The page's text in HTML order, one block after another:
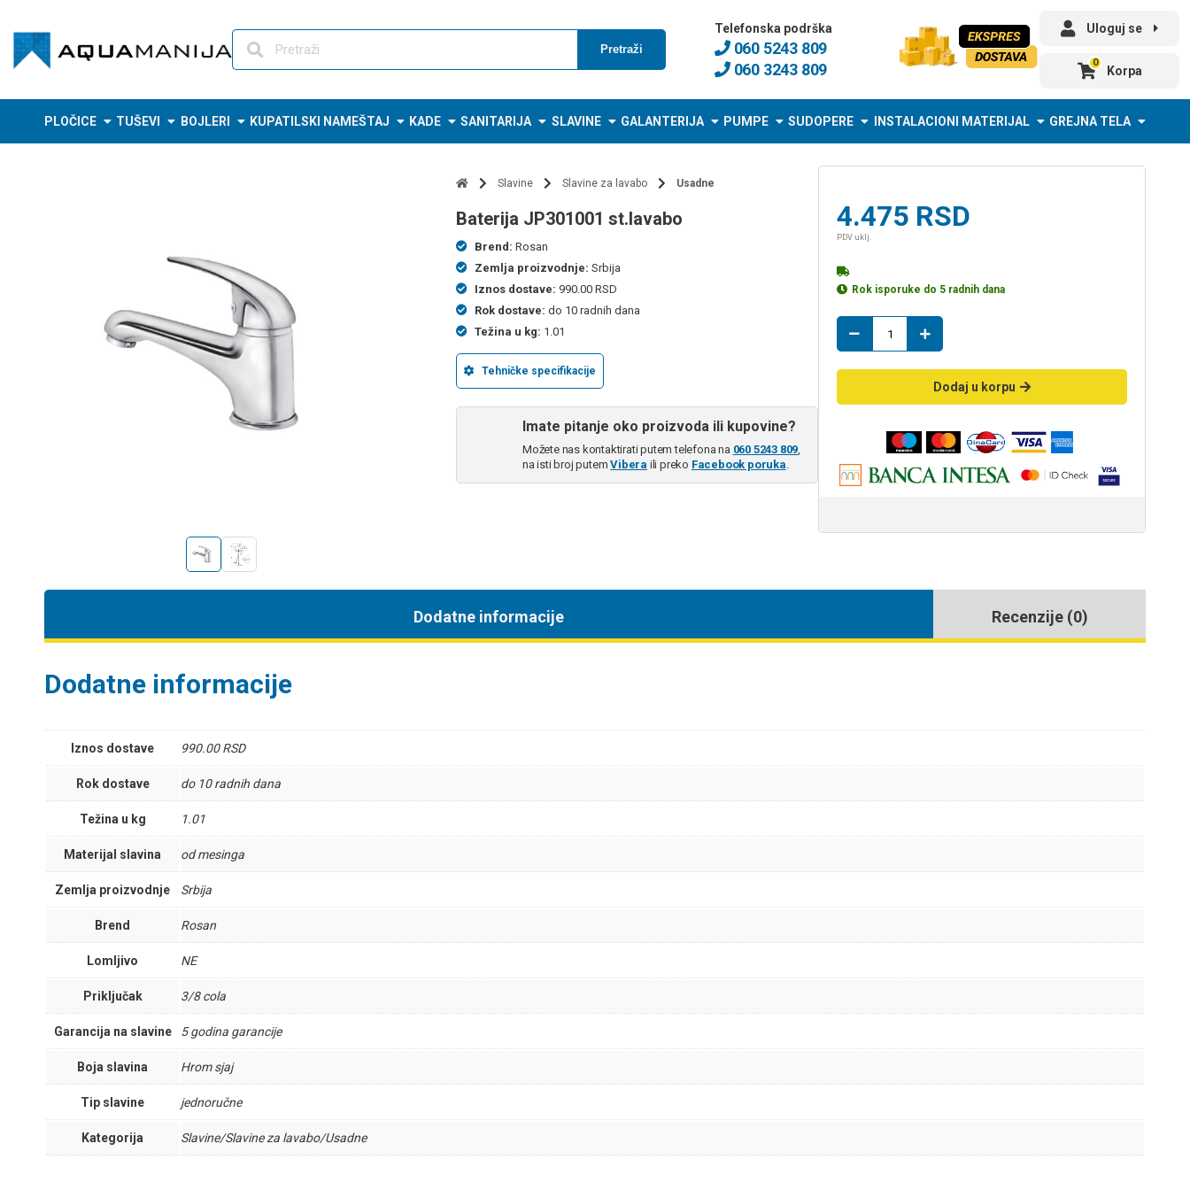
content
Pretraži
Telefonska podrška
060 5243 809
060 3243 809
Uloguj se
0
Korpa
PLOČICE TUŠEVI BOJLERI KUPATILSKI NAMEŠTAJ KADE SANITARIJA SLAVINE GALANTERIJA PUMPE SUDOPERE INSTALACIONI MATERIJAL GREJNA TELA
Slavine Slavine za lavabo Usadne
baterija JP301001 st.lavabo
Brend: Rosan
Zemlja proizvodnje: Srbija
Iznos dostave: 990.00 RSD
Rok dostave: do 10 radnih dana
Težina u kg: 1.01
Tehničke specifikacije
Imate pitanje oko proizvoda ili kupovine?
Možete nas kontaktirati putem telefona na 060 5243 809,
na isti broj putemVibera ili preko Facebook poruka.
4.475 RSD
PDV uklj.
Rok isporuke do 5 radnih dana
JP301001
Dodaj u korpu
Dodatne informacije Recenzije (0)
Dodatne informacije
Iznos dostave 990.00 RSD
Rok dostave do 10 radnih dana
Težina u kg 1.01
Materijal slavina od mesinga
Zemlja proizvodnje Srbija
Brend Rosan
Lomljivo NE
Priključak 3/8 cola
Garancija na slavine 5 godina garancije
Boja slavina Hrom sjaj
Tip slavine jednoručne
Kategorija Slavine/Slavine za lavabo/Usadne